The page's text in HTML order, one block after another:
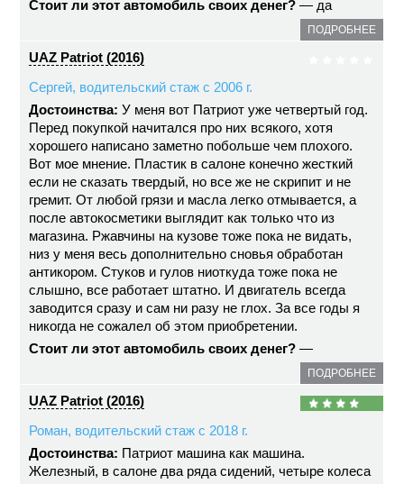
Стоит ли этот автомобиль своих денег? — да
ПОДРОБНЕЕ
UAZ Patriot (2016)
Сергей, водительский стаж с 2006 г.
Достоинства: У меня вот Патриот уже четвертый год.
Перед покупкой начитался про них всякого, хотя
хорошего написано заметно побольше чем плохого.
Вот мое мнение. Пластик в салоне конечно жесткий
если не сказать твердый, но все же не скрипит и не
гремит. От любой грязи и масла легко отмывается, а
после автокосметики выглядит как только что из
магазина. Ржавчины на кузове тоже пока не видать,
низ у меня весь дополнительно сновья обработан
антикором. Стуков и гулов ниоткуда тоже пока не
слышно, все работает штатно. И двигатель всегда
заводится сразу и сам ни разу не глох. За все годы я
никогда не сожалел об этом приобретении.
Стоит ли этот автомобиль своих денег? —
ПОДРОБНЕЕ
UAZ Patriot (2016)
Роман, водительский стаж с 2018 г.
Достоинства: Патриот машина как машина.
Железный, в салоне два ряда сидений, четыре колеса